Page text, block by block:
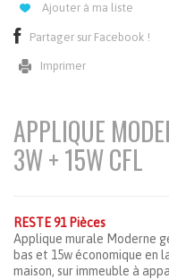
Ajouter à ma liste
Partager sur Facebook !
Imprimer
APPLIQUE
3W + 15W CFL
RESTE 91 Pièces
Applique murale Moderne
bas et 15w économique en
maison, sur immeuble à